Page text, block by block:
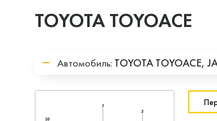
TOYOTA TOYOACE
Автомобиль: TOYOTATOYOACE,